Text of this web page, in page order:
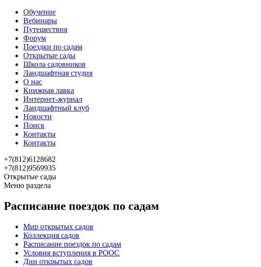
Обучение
Вебинары
Путешествия
Форум
Поездки по садам
Открытые сады
Школа садовников
Ландшафтная студия
О нас
Книжная лавка
Интернет-журнал
Ландшафтный клуб
Новости
Поиск
Контакты
Контакты
+7(812)6128682
+7(812)9569935
Открытые сады
Меню раздела
Расписание поездок по садам
Мир открытых садов
Коллекция садов
Расписание поездок по садам
Условия вступления в РООС
Дни открытых садов